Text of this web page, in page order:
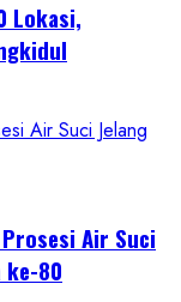
Lokasi,
Air Suci Jelang
Air Suci
ke-80